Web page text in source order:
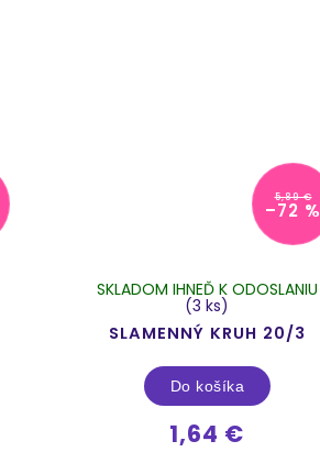
5,89 €
–72 %
SLAMENNÝ KRUH 20/3
SKLADOM IHNEĎ K ODOSLANIU
(3 ks)
1,64 €
Do košíka